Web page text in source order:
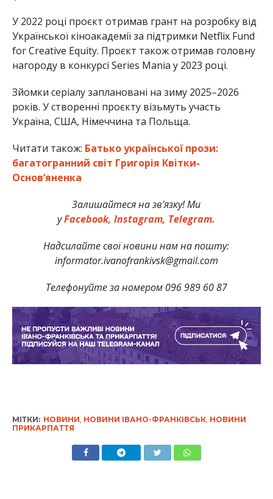
У 2022 році проєкт отримав грант на розробку від
Української кіноакадемії за підтримки Netflix Fund
for Creative Equity. Проєкт також отримав головну
нагороду в конкурсі Series Mania у 2023 році.
Зйомки серіалу заплановані на зиму 2025–2026
років. У створенні проєкту візьмуть участь
Україна, США, Німеччина та Польща.
Читати також: Батько української прози:
багатогранний світ Григорія Квітки-
Основ’яненка
Залишайтеся на зв’язку! Ми
уFacebook, Instagram, Telegram.
Надсилайте свої новини нам на пошту:
informator.ivanofrankivsk@gmail.com
Телефонуйте за номером 096 989 60 87
МІТКИ: НОВИНИ НОВИНИ ІВАНО-ФРАНКІВСЬК, НОВИНИ
ПРИКАРПАТТЯ